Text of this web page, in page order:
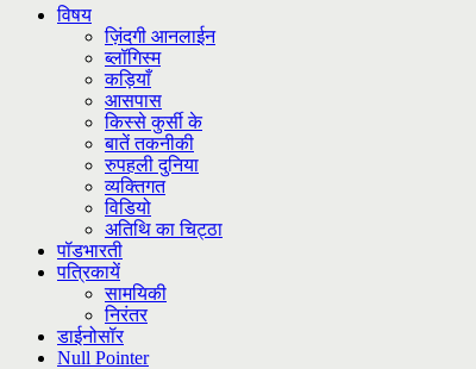
विषय
ज़िंदगी आनलाईन
ब्लॉगिस्म
कड़ियाँ
आसपास
किस्से कुर्सी के
बातें तकनीकी
रुपहली दुनिया
व्यक्तिगत
विडियो
अतिथि का चिट्ठा
पॉडभारती
पत्रिकायें
सामयिकी
निरंतर
डाईनोसॉर
Null Pointer